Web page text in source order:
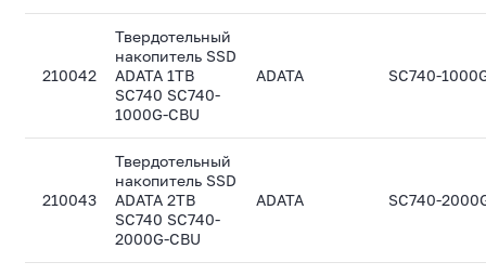
210042
Твердотельный
накопитель SSD
ADATA 1TB
SC740 SC740-
1000G-CBU
ADATA SC740-
210043
Твердотельный
накопитель SSD
ADATA 2TB
SC740 SC740-
2000G-CBU
ADATA SC740-